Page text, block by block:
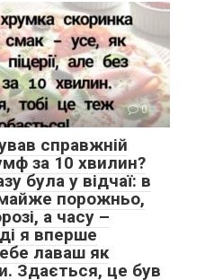
0
справжній
за 10 хвилин?
була у відчаї: в
порожньо,
а часу –
я вперше
лаваш як
Здається, це був